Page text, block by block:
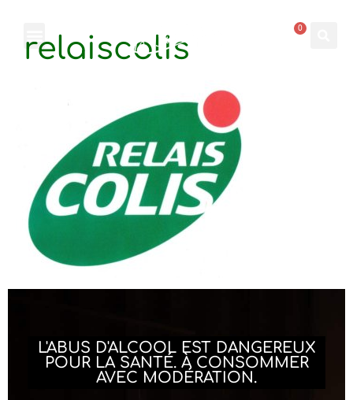
0
relaiscolis
L'ABUS D'ALCOOL EST DANGEREUX
POUR LA SANTÉ. À CONSOMMER
AVEC MODÉRATION.